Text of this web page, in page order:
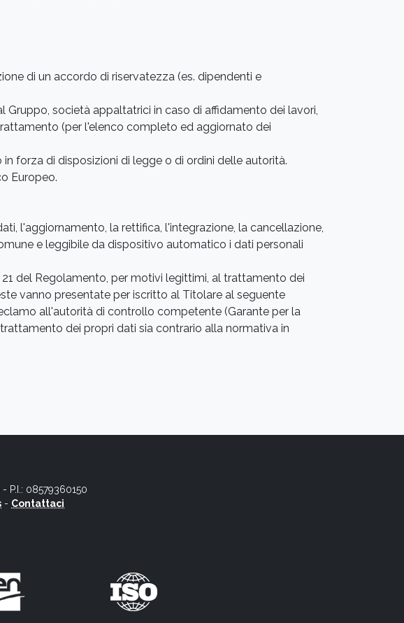
di un accordo di riservatezza (es. dipendenti e
società appaltatrici in caso di affidamento dei lavori,
(per l'elenco completo ed aggiornato dei
forza di disposizioni di legge o di ordini delle autorità.
Europeo.
l'aggiornamento, la rettifica, l'integrazione, la cancellazione,
e leggibile da dispositivo automatico i dati personali
del Regolamento, per motivi legittimi, al trattamento dei
vanno presentate per iscritto al Titolare al seguente
all'autorità di controllo competente (Garante per la
dei propri dati sia contrario alla normativa in
P.I.: 08579360150
- Contattaci